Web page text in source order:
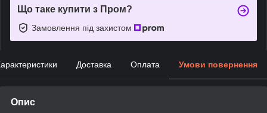
Що таке купити з Пром?
Замовлення під захистом
Доставка Оплата Умови повернення
Опис